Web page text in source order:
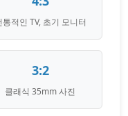
통적인 TV, 초기 모니터
3:2
클래식 35mm 사진